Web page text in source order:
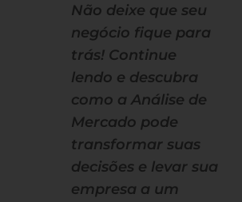
Não deixe que seu
negócio fique para
trás! Continue
lendo e descubra
como a Análise de
Mercado pode
transformar suas
decisões e levar sua
empresa a um